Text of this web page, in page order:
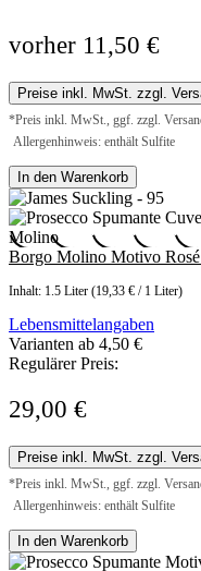
vorher 11,50 €
Preise inkl. MwSt. zzgl.
*Preis inkl. MwSt., ggf. zzgl.
Allergenhinweis: enthält Sulfite
In den Warenkorb
Borgo Molino Motivo
Inhalt: 1.5 Liter (19,33 € / 1 Liter)
Lebensmittelangaben
Varianten ab 4,50 €
Regulärer Preis:
29,00 €
Preise inkl. MwSt. zzgl.
*Preis inkl. MwSt., ggf. zzgl.
Allergenhinweis: enthält Sulfite
In den Warenkorb